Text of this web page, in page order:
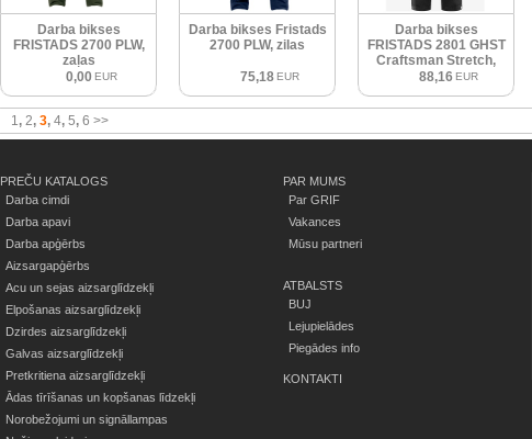
Darba bikses
FRISTADS 2700 PLW,
zaļas
0,00 EUR
Darba bikses Fristads
2700 PLW, zilas
75,18 EUR
Darba bikses
FRISTADS 2801 GHST
Craftsman Stretch,
melnas
88,16 EUR
1 2 3 4 5 6 >>
PREČU KATALOGS
Darba cimdi
Darba apavi
Darba apģērbs
Aizsargapģērbs
Acu un sejas aizsarglīdzekļi
Elpošanas aizsarglīdzekļi
Dzirdes aizsarglīdzekļi
Galvas aizsarglīdzekļi
Pretkritiena aizsarglīdzekļi
Ādas tīrīšanas un kopšanas līdzekļi
Norobežojumi un signāllampas
PAR MUMS
Par GRIF
Vakances
Mūsu partneri
ATBALSTS
BUJ
Lejupielādes
Piegādes info
KONTAKTI